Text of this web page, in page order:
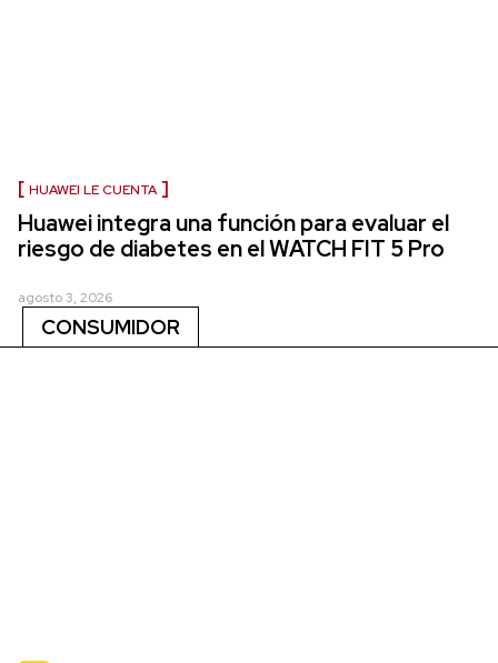
HUAWEI LE CUENTA
Huawei integra una función para evaluar el
riesgo de diabetes en el WATCH FIT 5 Pro
agosto 3, 2026
CONSUMIDOR